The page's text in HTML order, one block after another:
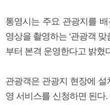
통영시는 주요 관광지를
영상을 촬영하는 ‘관광객
부터 본격 운영한다고 밝혔
관광객은 관광지 현장에
영 서비스를 신청하면 된다